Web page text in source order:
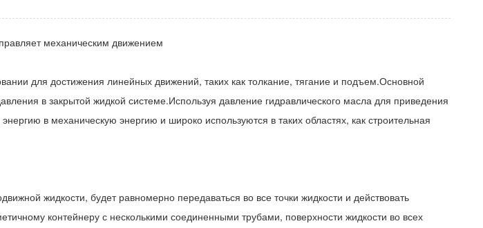
механическим движением
для достижения линейных движений, таких как толкание, тягание и подъем.Основной
в закрытой жидкой системе.Используя давление гидравлического масла для приведения
в механическую энергию и широко используются в таких областях, как строительная
жидкости, будет равномерно передаваться во все точки жидкости и действовать
контейнеру с несколькими соединенными трубами, поверхности жидкости во всех